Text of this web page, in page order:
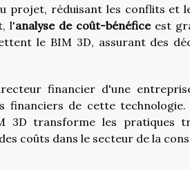
projet, réduisant les conflits et
l'analyse de coût-bénéficeest
le BIM 3D, assurant des
financier d'une
financiers de cette
3D transforme les pratiques
coûts dans le secteur de la